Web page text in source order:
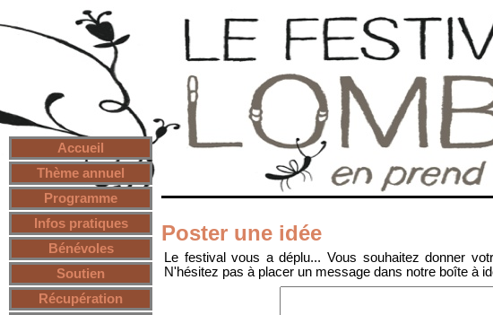
Accueil
Thème annuel
Programme
Infos pratiques
Bénévoles
Soutien
Récupération
Poster une idée
Le festival vous a déplu... Vous souhaitez donner
N'hésitez pas à placer un message dans notre boîte à